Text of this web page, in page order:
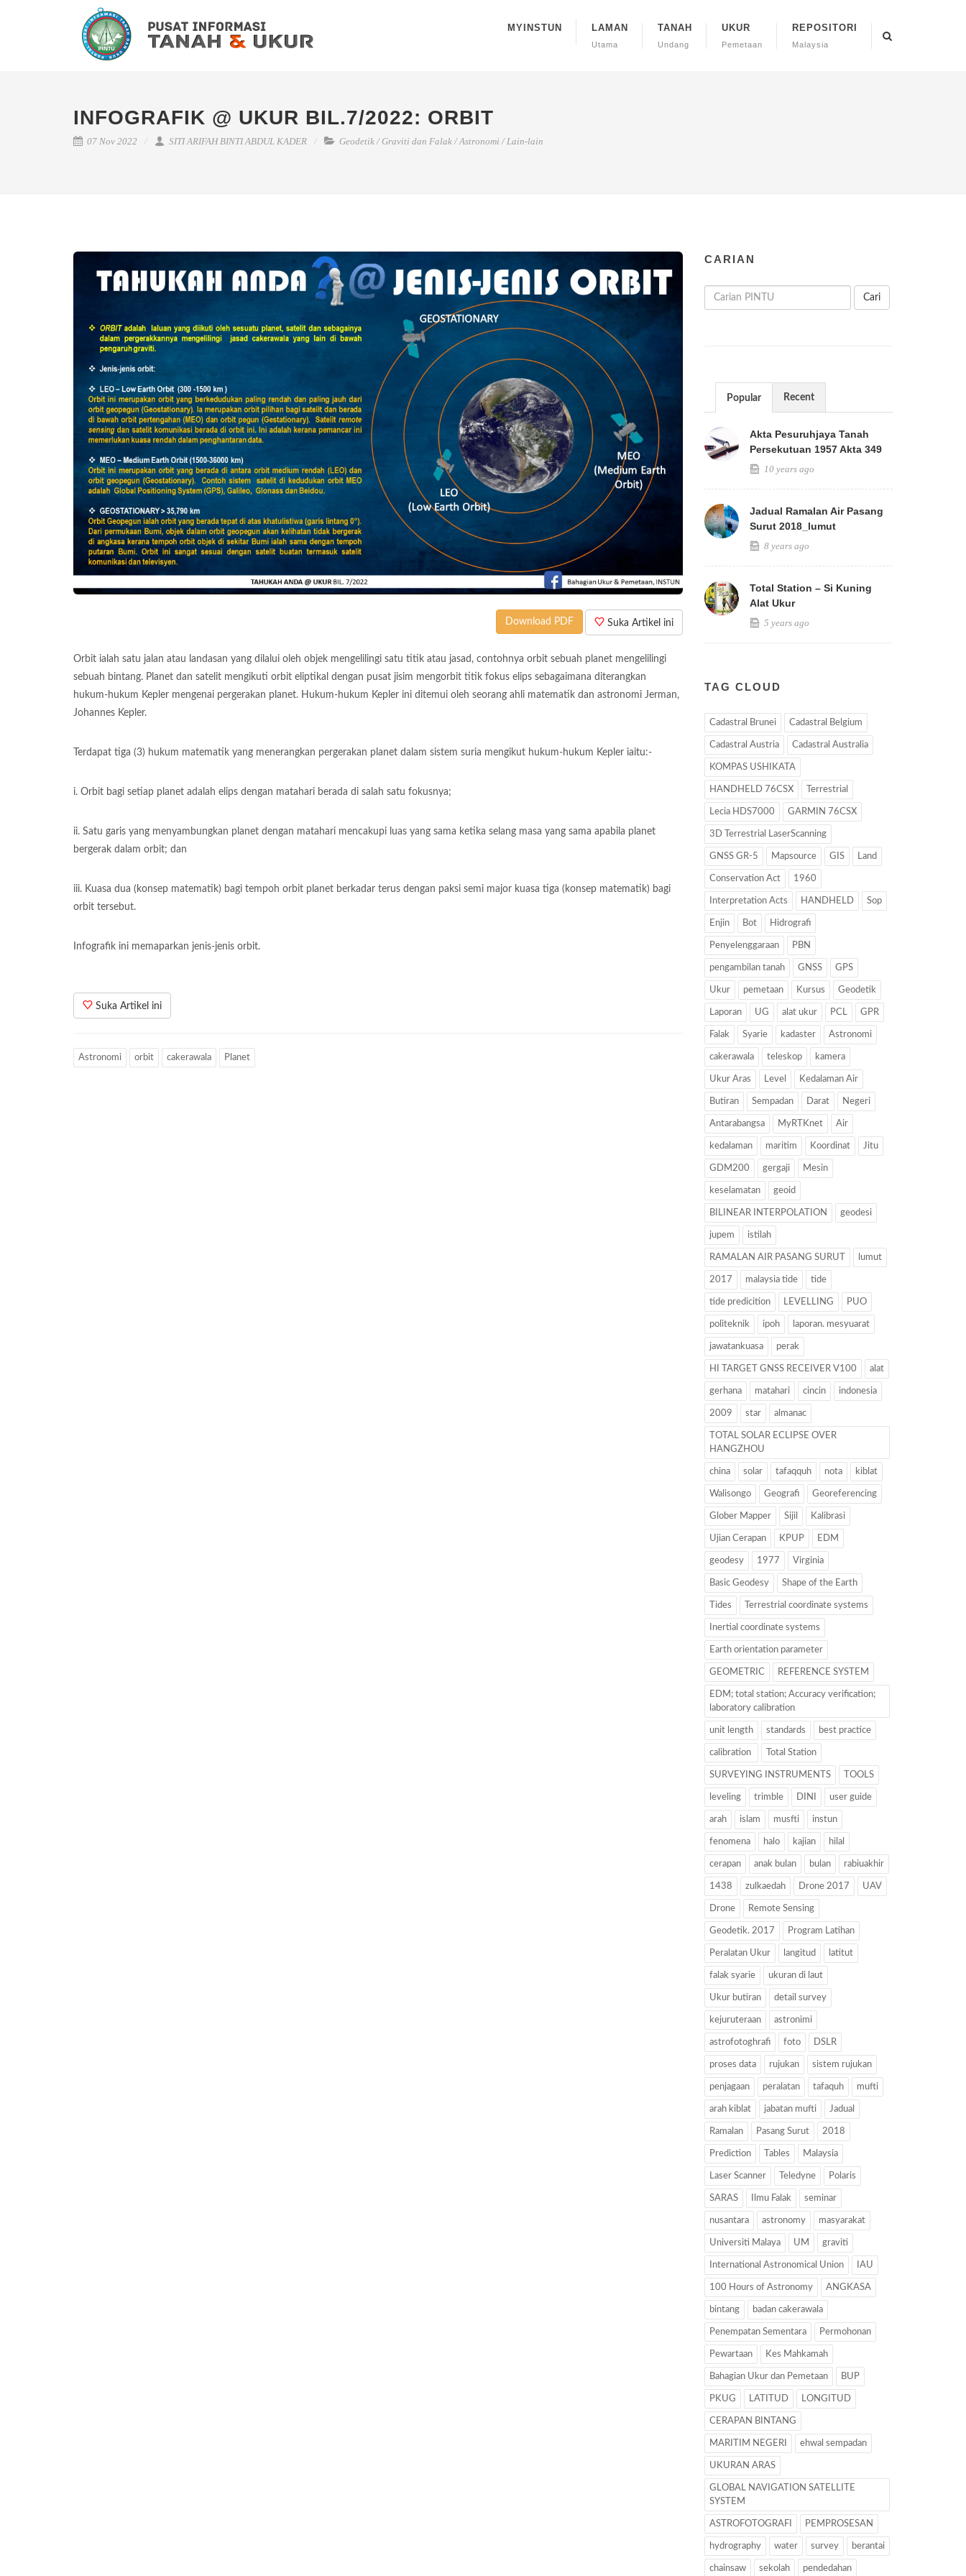
MYINSTUN LAMAN
Utama
TANAH
Undang
UKUR
Pemetaan
REPOSITORI
Malaysia
INFOGRAFIK @ UKUR BIL.7/2022: ORBIT
07 Nov 2022 SITI ARIFAH BINTI ABDUL KADER Geodetik/ Graviti dan Falak/Astronomi /Lain-lain
Suka Artikel ini
Download PDF
Orbit ialah satu jalan atau landasan yang dilalui oleh objek mengelilingi satu titik atau jasad, contohnya orbit sebuah planet mengelilingi
sebuah bintang. Planet dan satelit mengikuti orbit eliptikal dengan pusat jisim mengorbit titik fokus elips sebagaimana diterangkan
hukum-hukum Kepler mengenai pergerakan planet. Hukum-hukum Kepler ini ditemui oleh seorang ahli matematik dan astronomi Jerman,
Johannes Kepler.
Terdapat tiga (3) hukum matematik yang menerangkan pergerakan planet dalam sistem suria mengikut hukum-hukum Kepler iaitu:-
i. Orbit bagi setiap planet adalah elips dengan matahari berada di salah satu fokusnya;
ii. Satu garis yang menyambungkan planet dengan matahari mencakupi luas yang sama ketika selang masa yang sama apabila planet
bergerak dalam orbit; dan
iii. Kuasa dua (konsep matematik) bagi tempoh orbit planet berkadar terus dengan paksi semi major kuasa tiga (konsep matematik) bagi
orbit tersebut.
Infografik ini memaparkan jenis-jenis orbit.
Suka Artikel ini
Astronomi orbit cakerawala Planet
CARIAN
Cari
Popular Recent
Akta Pesuruhjaya Tanah
Persekutuan 1957 Akta 349
10 years ago
Jadual Ramalan Air Pasang
Surut 2018_lumut
8 years ago
Total Station – Si Kuning
Alat Ukur
5 years ago
TAG CLOUD
Cadastral Brunei Cadastral Belgium
Cadastral Austria Cadastral Australia
KOMPAS USHIKATA
HANDHELD 76CSX Terrestrial
Lecia HDS7000 GARMIN 76CSX
3D Terrestrial LaserScanning
GNSS GR-5 Mapsource GIS Land
Conservation Act 1960
Interpretation Acts HANDHELD Sop
Enjin Bot Hidrografi
Penyelenggaraan PBN
pengambilan tanah GNSS GPS
Ukur pemetaan Kursus Geodetik
Laporan UG alat ukur PCL GPR
Falak Syarie kadaster Astronomi
cakerawala teleskop kamera
Ukur Aras Level Kedalaman Air
Butiran Sempadan Darat Negeri
Antarabangsa MyRTKnet Air
kedalaman maritim Koordinat Jitu
GDM200 gergaji Mesin
keselamatan geoid
BILINEAR INTERPOLATION geodesi
jupem istilah
RAMALAN AIR PASANG SURUT lumut
2017 malaysia tide tide
tide predicition LEVELLING PUO
politeknik ipoh laporan. mesyuarat
jawatankuasa perak
HI TARGET GNSS RECEIVER V100 alat
gerhana matahari cincin indonesia
2009 star almanac
TOTAL SOLAR ECLIPSE OVER
HANGZHOU
china solar tafaqquh nota kiblat
Walisongo Geografi Georeferencing
Glober Mapper Sijil Kalibrasi
Ujian Cerapan KPUP EDM
geodesy 1977 Virginia
Basic Geodesy Shape of the Earth
Tides Terrestrial coordinate systems
Inertial coordinate systems
Earth orientation parameter
GEOMETRIC REFERENCE SYSTEM
EDM; total station; Accuracy verification;
laboratory calibration
unit length standards best practice
calibration Total Station
SURVEYING INSTRUMENTS TOOLS
leveling trimble DINI user guide
arah islam musfti instun
fenomena halo kajian hilal
cerapan anak bulan bulan rabiuakhir
1438 zulkaedah Drone 2017 UAV
Drone Remote Sensing
Geodetik. 2017 Program Latihan
Peralatan Ukur langitud latitut
falak syarie ukuran di laut
Ukur butiran detail survey
kejuruteraan astronimi
astrofotoghrafi foto DSLR
proses data rujukan sistem rujukan
penjagaan peralatan tafaquh mufti
arah kiblat jabatan mufti Jadual
Ramalan Pasang Surut 2018
Prediction Tables Malaysia
Laser Scanner Teledyne Polaris
SARAS Ilmu Falak seminar
nusantara astronomy masyarakat
Universiti Malaya UM graviti
International Astronomical Union IAU
100 Hours of Astronomy ANGKASA
bintang badan cakerawala
Penempatan Sementara Permohonan
Pewartaan Kes Mahkamah
Bahagian Ukur dan Pemetaan BUP
PKUG LATITUD LONGITUD
CERAPAN BINTANG
MARITIM NEGERI ehwal sempadan
UKURAN ARAS
GLOBAL NAVIGATION SATELLITE
SYSTEM
ASTROFOTOGRAFI PEMPROSESAN
hydrography water survey berantai
chainsaw sekolah pendedahan